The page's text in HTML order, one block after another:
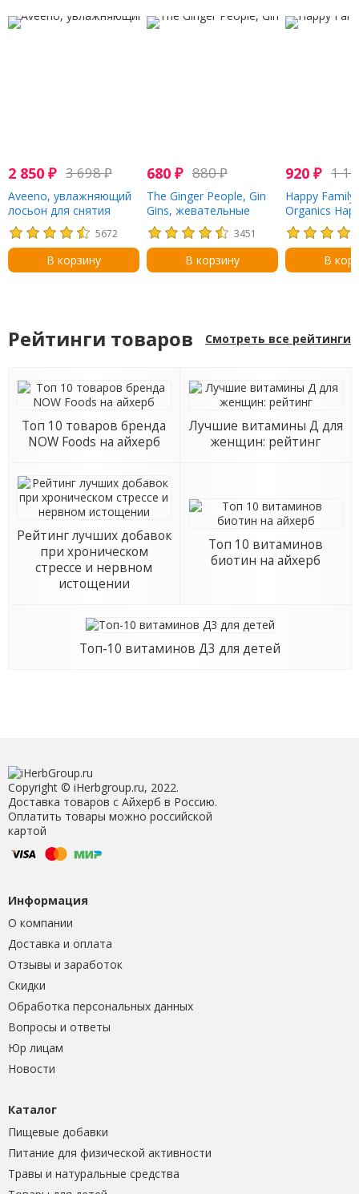
2 850 ₽ 3 698₽
Aveeno, увлажняющий
лосьон для снятия
стресса, лаванда, 532
мл (18 жидк. унций)
5672
В корзину
680 ₽ 880₽
The Ginger People, Gin
Gins, жевательные
имбирные конфеты,
оригинальные, 84 г (3
унции)
3451
В корзину
920 ₽ 1
Happy Family
Organics
суперпища,
овсяный
В
Рейтинги товаров Смотреть все рейтинги
Топ 10 товаров бренда
NOW Foods на айхерб
Лучшие витамины Д для
женщин: рейтинг
Рейтинг лучших добавок
при хроническом
стрессе и нервном
истощении
Топ 10 витаминов
биотин на айхерб
Топ-10 витаминов Д3 для детей
Copyright © iHerbgroup.ru, 2022.
Доставка товаров с Айхерб в Россию.
Оплатить товары можно российской
картой
Информация
О компании
Доставка и оплата
Отзывы и заработок
Скидки
Обработка персональных данных
Вопросы и ответы
Юр лицам
Новости
Каталог
Пищевые добавки
Питание для физической активности
Травы и натуральные средства